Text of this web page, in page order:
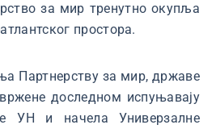
за мир тренутно окупља
простора.
Партнерству за мир, државе
доследном испуњавају
УН и начела Универзалне